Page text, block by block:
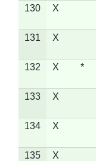
130 X
131 X
132 X *
133 X
134 X
135 X